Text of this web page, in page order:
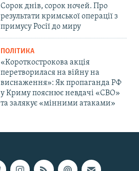
Сорок днів, сорок ночей. Про
результати кримської операції з
примусу Росії до миру
ПОЛІТИКА
«Короткострокова акція
перетворилася на війну на
виснаження»: Як пропаганда РФ
у Криму пояснює невдачі «СВО»
та залякує «мінними атаками»